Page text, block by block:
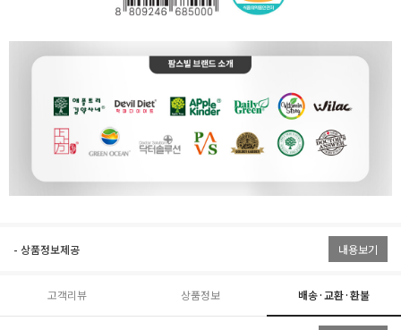
- 상품정보제공 내용보기
고객리뷰 상품정보 배송·교환·환불